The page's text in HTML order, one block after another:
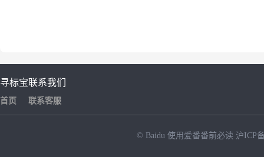
寻标宝
首页
联系我们
联系客服
© Baidu 使用爱番番前必读 沪ICP